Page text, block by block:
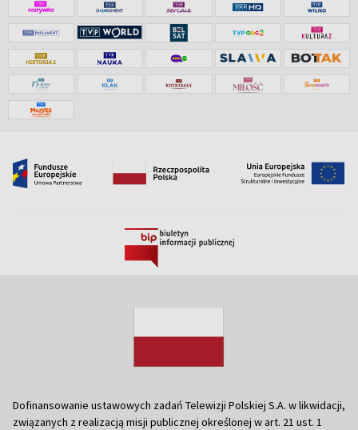
Dofinansowanie ustawowych zadań Telewizji Polskiej S.A. w likwidacji,
związanych z realizacją misji publicznej określonej w art. 21 ust. 1